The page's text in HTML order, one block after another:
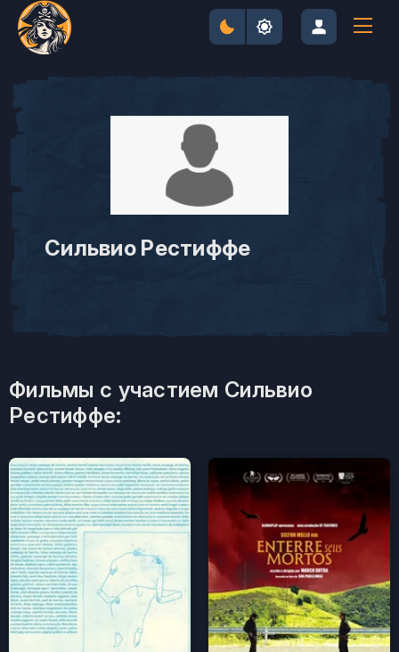
Сильвио Рестиффе
Фильмы с участием Сильвио
Рестиффе: